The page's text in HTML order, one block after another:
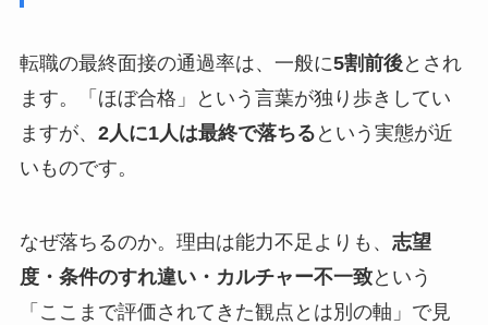
転職の最終面接の通過率は、一般に5割前後とされ
ます。「ほぼ合格」という言葉が独り歩きしてい
ますが、 2人に1人は最終で落ちる という実態が近
いものです。
なぜ落ちるのか。理由は能力不足よりも、 志望
度・条件のすれ違い・カルチャー不一致という
「ここまで評価されてきた観点とは別の軸」で見